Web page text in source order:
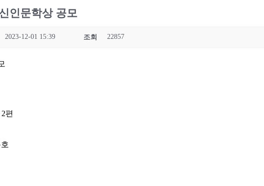
인문학상 공모
2023-12-01 15:39 조회 22857
편